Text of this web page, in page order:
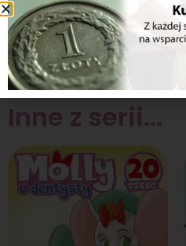
Inne z serii...